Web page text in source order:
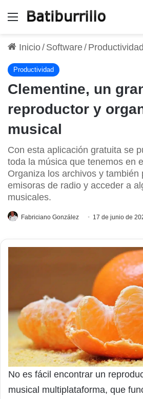
Menú
Inicio/ Software/ Productividad
Productividad
Clementine, un
reproductor y
musical
Con esta aplicación gratuita se
toda la música que tenemos en
Organiza los archivos y también
emisoras de radio y acceder a
musicales.
Fabriciano González 17 de junio de
No es fácil encontrar un
musical multiplataforma, que